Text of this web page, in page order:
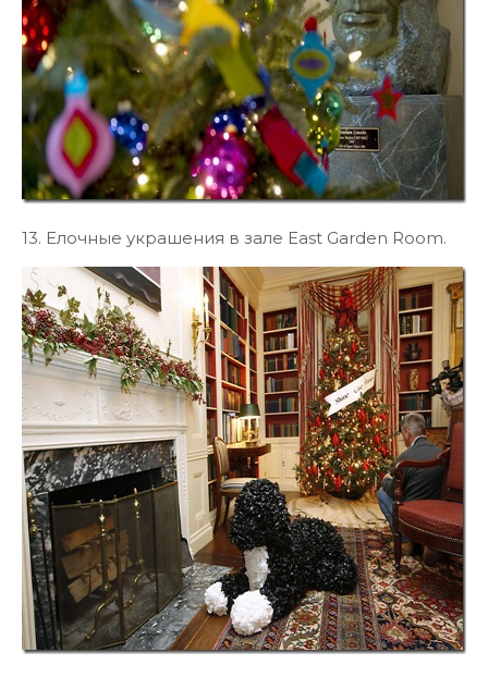
13. Елочные украшения в зале East Garden Room.